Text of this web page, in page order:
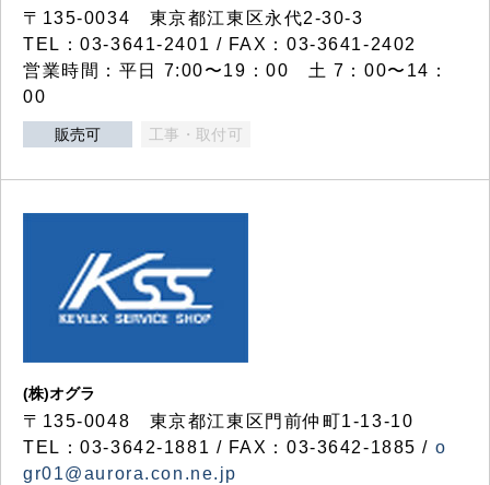
〒135-0034 東京都江東区永代2-30-3
TEL：03-3641-2401 / FAX：03-3641-2402
営業時間：平日 7:00〜19：00 土 7：00〜14：
00
販売可 工事・取付可
(株)オグラ
〒135-0048 東京都江東区門前仲町1-13-10
TEL：03-3642-1881 / FAX：03-3642-1885 / o
gr01@aurora.con.ne.jp